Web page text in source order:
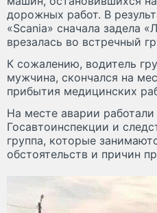
дорожных работ. В
«Scania» сначала задела
врезалась во встречный
К сожалению, водитель
мужчина, скончался на
прибытия медицинских
На месте аварии работали
Госавтоинспекции и
группа, которые
обстоятельств и причин